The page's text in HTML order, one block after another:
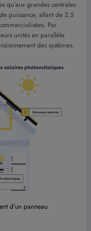
qu’aux grandes centrales
puissance, allant de 2,5
Par
unités en parallèle
des systèmes.
d’un panneau